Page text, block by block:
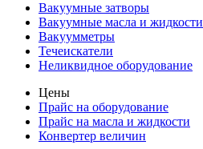
Вакуумные затворы
Вакуумные масла и жидкости
Вакуумметры
Течеискатели
Неликвидное оборудование
Цены
Прайс на оборудование
Прайс на масла и жидкости
Конвертер величин